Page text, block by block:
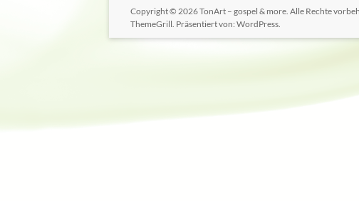
Copyright © 2026TonArt – gospel & more. Alle Rechte
ThemeGrill. Präsentiert von: WordPress.